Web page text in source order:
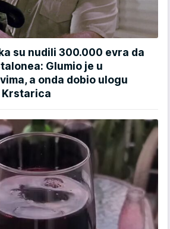
su nudili 300.000 evra da
Glumio je u
a onda dobio ulogu
Krstarica